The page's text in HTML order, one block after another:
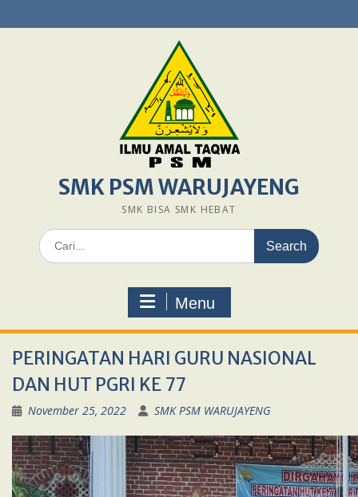
to
SMK PSM WARUJAYENG
SMK BISA SMK HEBAT
Search
for:
Menu
PERINGATAN HARI GURU NASIONAL
DAN HUT PGRI KE 77
November 25, 2022 SMK PSM WARUJAYENG